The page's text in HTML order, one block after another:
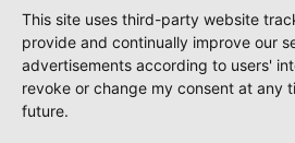
This site uses third-party website
provide and continually improve our
advertisements according to users'
revoke or change my consent at any
future.